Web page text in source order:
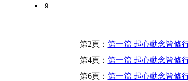
第2頁： 第一篇 起心動念皆修
第4頁： 第一篇 起心動念皆修
第6頁： 第一篇 起心動念皆修